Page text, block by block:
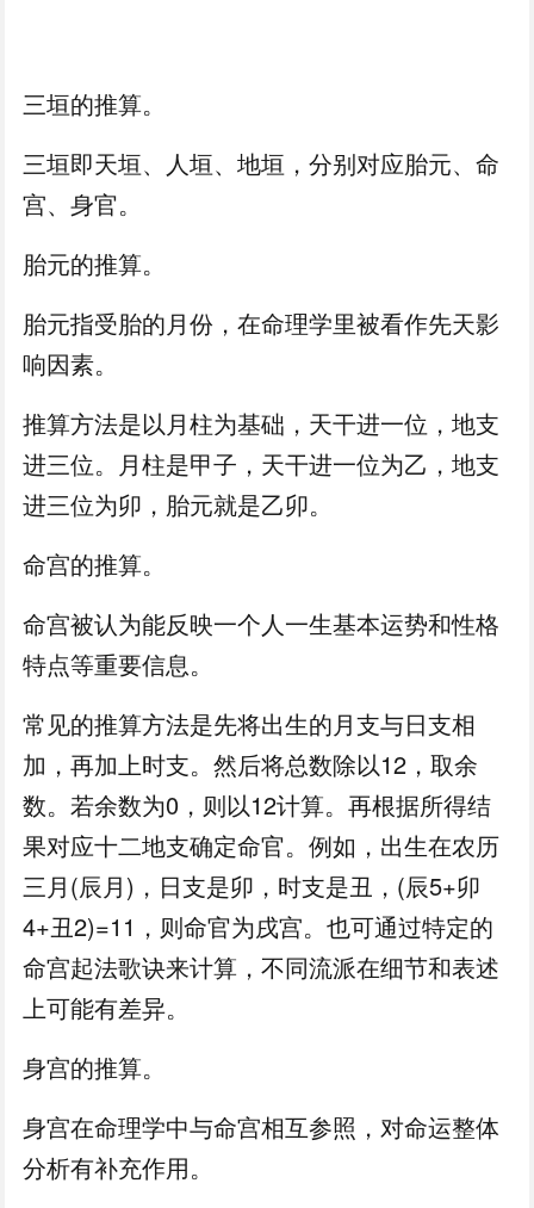
三垣的推算。
三垣即天垣、人垣、地垣，分别对应胎元、命
宫、身官。
胎元的推算。
胎元指受胎的月份，在命理学里被看作先天影
响因素。
推算方法是以月柱为基础，天干进一位，地支
进三位。月柱是甲子，天干进一位为乙，地支
进三位为卯，胎元就是乙卯。
命宫的推算。
命宫被认为能反映一个人一生基本运势和性格
特点等重要信息。
常见的推算方法是先将出生的月支与日支相
加，再加上时支。然后将总数除以12，取余
数。若余数为0，则以12计算。再根据所得结
果对应十二地支确定命官。例如，出生在农历
三月(辰月)，日支是卯，时支是丑，(辰5+卯
4+丑2)=11，则命官为戌宫。也可通过特定的
命宫起法歌诀来计算，不同流派在细节和表述
上可能有差异。
身宫的推算。
身宫在命理学中与命宫相互参照，对命运整体
分析有补充作用。